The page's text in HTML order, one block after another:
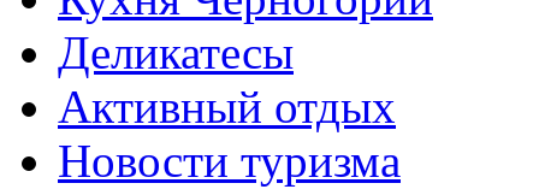
Деликатесы
Активный отдых
Новости туризма